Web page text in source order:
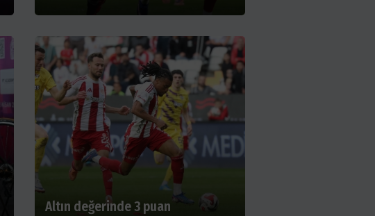
Altın değerinde 3 puan